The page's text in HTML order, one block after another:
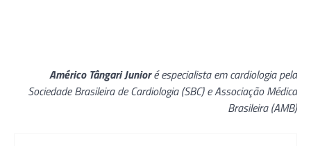
Américo Tângari Junioré especialista em cardiologia pela
Sociedade Brasileira de Cardiologia (SBC) e Associação Médica
Brasileira (AMB)